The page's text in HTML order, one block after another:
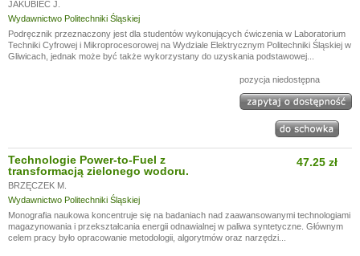
JAKUBIEC J.
Wydawnictwo Politechniki Śląskiej
Podręcznik przeznaczony jest dla studentów wykonujących ćwiczenia w Laboratorium
Techniki Cyfrowej i Mikroprocesorowej na Wydziale Elektrycznym Politechniki Śląskiej w
Gliwicach, jednak może być także wykorzystany do uzyskania podstawowej...
pozycja niedostępna
Technologie Power-to-Fuel z
transformacją zielonego wodoru.
BRZĘCZEK M.
Wydawnictwo Politechniki Śląskiej
47.25 zł
Monografia naukowa koncentruje się na badaniach nad zaawansowanymi technologiami
magazynowania i przekształcania energii odnawialnej w paliwa syntetyczne. Głównym
celem pracy było opracowanie metodologii, algorytmów oraz narzędzi...